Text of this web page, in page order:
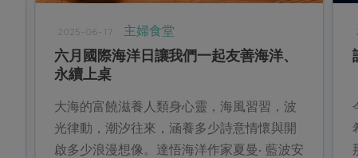
2025-06-17 主婦食堂
六月國際海洋日讓我們一起友善海洋、
永續上桌
大海的富饒滋養人類身心靈，海風習習，波
光律動，潮汐往來，涵養多少詩意情懷與開
啟多少浪漫想像。達悟海洋作家夏曼‧ 藍波安